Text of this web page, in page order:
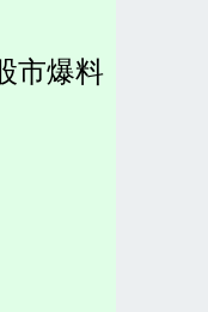
市爆料